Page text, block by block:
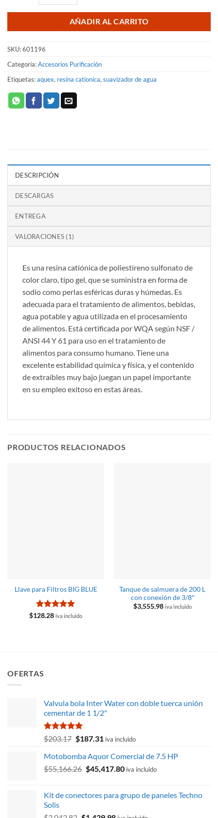
AÑADIR AL CARRITO
SKU:601196
Categoría:Accesorios Purificación
Etiquetas:aquex, resina cationica, suavizador de agua
DESCRIPCIÓN
DESCARGAS
ENTREGA
VALORACIONES (1)
Es una resina catiónica de poliestireno sulfonato de
color claro, tipo gel, que se suministra en forma de
sodio como perlas esféricas duras y húmedas. Es
adecuada para el tratamiento de alimentos, bebidas,
agua potable y agua utilizada en el procesamiento
de alimentos. Está certificada por WQA según NSF /
ANSI 44 Y 61 para uso en el tratamiento de
alimentos para consumo humano. Tiene una
excelente estabilidad química y física, y el contenido
de extraíbles muy bajo juegan un papel importante
en su empleo exitoso en estas áreas.
PRODUCTOS RELACIONADOS
Llave para Filtros BIG BLUE
Valorado
$128.28 iva incluido
Tanque de salmuera de 200 L
con conexión de 3/8″
$3,555.98 iva incluido
OFERTAS
Valvula bola Inter Water con doble tuerca unión
cementar de 1 1/2"
Valorado
con
de 5
$203.17 El
original
era:
$187.31 El
actual
es:
iva incluido
Motobomba Aquor Comercial de 7.5 HP
$55,166.26 El
era:
$45,417.80El
es:
iva incluido
Kit de conectores para grupo de paneles Techno
Solis